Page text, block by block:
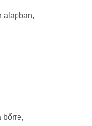
alapban,
bőrre,